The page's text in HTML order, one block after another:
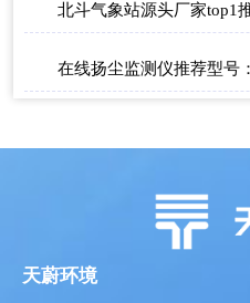
天蔚环境